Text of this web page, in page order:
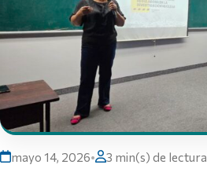
mayo 14, 2026• 3 min(s) de lectura